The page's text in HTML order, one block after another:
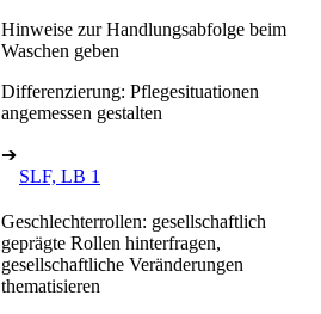
Hinweise zur Handlungsabfolge beim
Waschen geben
Differenzierung: Pflegesituationen
angemessen gestalten
➔
SLF, LB 1
Geschlechterrollen: gesellschaftlich
geprägte Rollen hinterfragen,
gesellschaftliche Veränderungen
thematisieren